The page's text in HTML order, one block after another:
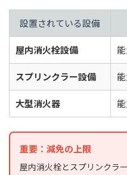
設置されている設備
屋内消火栓設備
スプリンクラー設備
大型消火器
重要：減免の上限
屋内消火栓とスプリンクラ